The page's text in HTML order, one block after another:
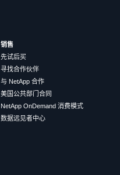
销售
先试后买
寻找合作伙伴
与 NetApp 合作
美国公共部门合同
NetApp OnDemand 消费模式
数据远见者中心